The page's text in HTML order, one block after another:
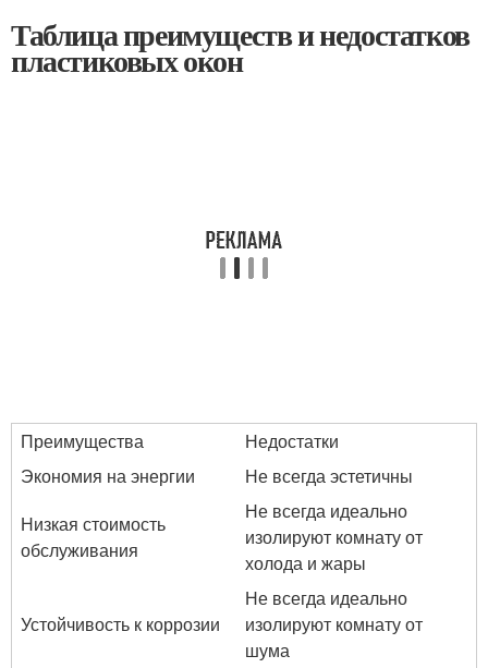
Таблица преимуществ и недостатков
пластиковых окон
Преимущества
Недостатки
Экономия на энергии
Не всегда эстетичны
Низкая стоимость
обслуживания
Не всегда идеально
изолируют комнату от
холода и жары
Устойчивость к коррозии
Не всегда идеально
изолируют комнату от
шума